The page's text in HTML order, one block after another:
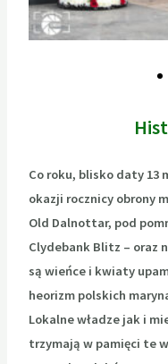
Historia
Co roku, blisko daty 13
okazji rocznicy obrony
Old Dalnottar, pod
Clydebank Blitz – oraz
są wieńce i kwiaty
heorizm polskich
Lokalnewładze jak i
trzymają w pamięci te